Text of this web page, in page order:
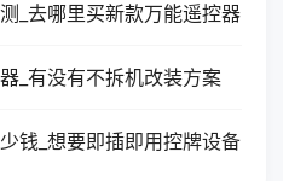
_去哪里买新款万能遥控器
_有没有不拆机改装方案
钱_想要即插即用控牌设备